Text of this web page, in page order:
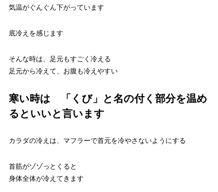
気温がぐんぐん下がっています
底冷えを感じます
そんな時は、足元もすごく冷える
足元から冷えて、お腹も冷えやすい
寒い時は 「くび」と名の付く部分を温め
るといいと言います
カラダの冷えは、マフラーで首元を冷やさないようにする
首筋がゾゾっとくると
身体全体が冷えてきます